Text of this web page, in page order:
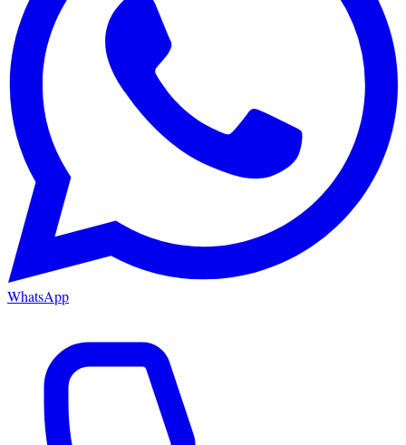
WhatsApp